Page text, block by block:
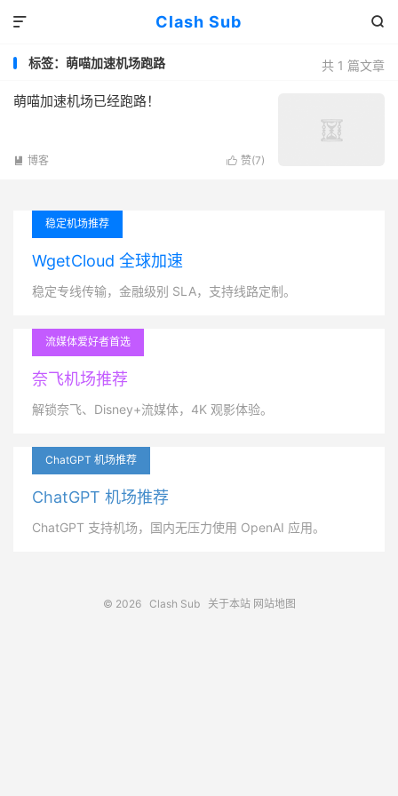
Clash Sub 

共 1 篇文章
标签：萌喵加速机场跑路
萌喵加速机场已经跑路！
 赞(7)
 博客
稳定机场推荐
WgetCloud 全球加速
稳定专线传输，金融级别 SLA，支持线路定制。
流媒体爱好者首选
奈飞机场推荐
解锁奈飞、Disney+流媒体，4K 观影体验。
ChatGPT 机场推荐
ChatGPT 机场推荐
ChatGPT 支持机场，国内无压力使用 OpenAI 应用。
© 2026 Clash Sub 关于本站 网站地图